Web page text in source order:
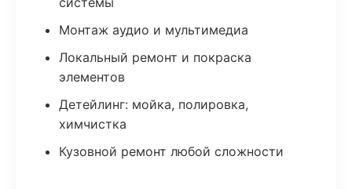
Монтаж аудио и мультимедиа
Локальный ремонт и покраска
элементов
Детейлинг: мойка, полировка,
химчистка
Кузовной ремонт любой сложности